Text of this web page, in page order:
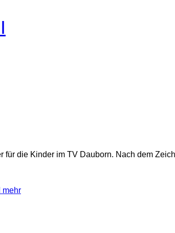
die Kinder im TV Dauborn. Nach dem
mehr